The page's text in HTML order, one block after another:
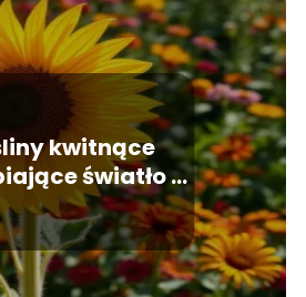
kwitnące
światło –
dla